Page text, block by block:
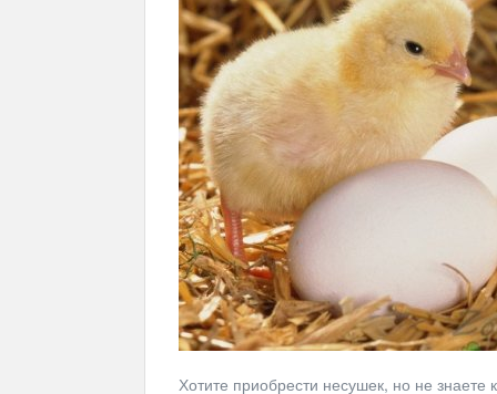
Хотите приобрести несушек, но не